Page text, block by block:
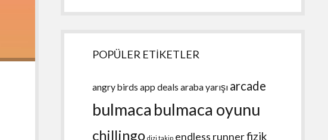
POPÜLER ETİKETLER
angry birds app deals araba yarışı arcade
bulmaca bulmaca oyunu
chillingo dizi takip endless runnerfizik